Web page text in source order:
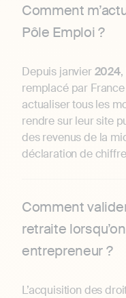
Comment
Pôle Emploi ?
Depuis janvier2024,
remplacé par
actualiser tous les
rendre sur leur site
des revenus de la
déclaration de chiffre
Comment
retraite
entrepreneur ?
L’acquisition des